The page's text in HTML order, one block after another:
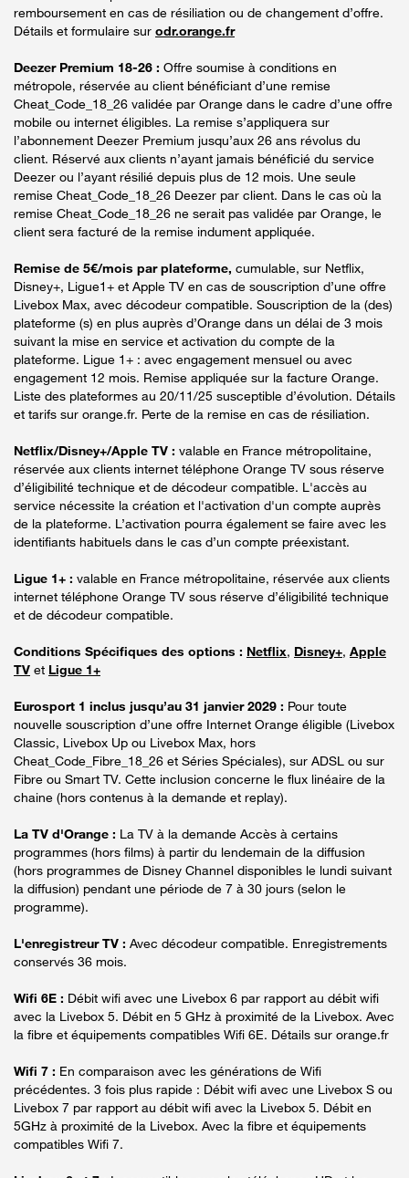
remboursement en cas de résiliation ou de changement d’offre.
Détails et formulaire sur odr.orange.fr
Deezer Premium 18-26 : Offre soumise à conditions en
métropole, réservée au client bénéficiant d’une remise
Cheat_Code_18_26 validée par Orange dans le cadre d’une offre
mobile ou internet éligibles. La remise s’appliquera sur
l’abonnement Deezer Premium jusqu’aux 26 ans révolus du
client. Réservé aux clients n’ayant jamais bénéficié du service
Deezer ou l’ayant résilié depuis plus de 12 mois. Une seule
remise Cheat_Code_18_26 Deezer par client. Dans le cas où la
remise Cheat_Code_18_26 ne serait pas validée par Orange, le
client sera facturé de la remise indument appliquée.
Remise de 5€/mois par plateforme, cumulable, sur Netflix,
Disney+, Ligue1+ et Apple TV en cas de souscription d’une offre
Livebox Max, avec décodeur compatible. Souscription de la (des)
plateforme (s) en plus auprès d’Orange dans un délai de 3 mois
suivant la mise en service et activation du compte de la
plateforme. Ligue 1+ : avec engagement mensuel ou avec
engagement 12 mois. Remise appliquée sur la facture Orange.
Liste des plateformes au 20/11/25 susceptible d’évolution. Détails
et tarifs sur orange.fr. Perte de la remise en cas de résiliation.
Netflix/Disney+/Apple TV : valable en France métropolitaine,
réservée aux clients internet téléphone Orange TV sous réserve
d’éligibilité technique et de décodeur compatible. L'accès au
service nécessite la création et l'activation d'un compte auprès
de la plateforme. L’activation pourra également se faire avec les
identifiants habituels dans le cas d’un compte préexistant.
Ligue 1+ : valable en France métropolitaine, réservée aux clients
internet téléphone Orange TV sous réserve d’éligibilité technique
et de décodeur compatible.
Conditions Spécifiques des options : Netflix, Disney+, Apple
TV et Ligue 1+
Eurosport 1 inclus jusqu’au 31 janvier 2029 : Pour toute
nouvelle souscription d’une offre Internet Orange éligible (Livebox
Classic, Livebox Up ou Livebox Max, hors
Cheat_Code_Fibre_18_26 et Séries Spéciales), sur ADSL ou sur
Fibre ou Smart TV. Cette inclusion concerne le flux linéaire de la
chaine (hors contenus à la demande et replay).
La TV d'Orange : La TV à la demande Accès à certains
programmes (hors films) à partir du lendemain de la diffusion
(hors programmes de Disney Channel disponibles le lundi suivant
la diffusion) pendant une période de 7 à 30 jours (selon le
programme).
L'enregistreur TV : Avec décodeur compatible. Enregistrements
conservés 36 mois.
Wifi 6E : Débit wifi avec une Livebox 6 par rapport au débit wifi
avec la Livebox 5. Débit en 5 GHz à proximité de la Livebox. Avec
la fibre et équipements compatibles Wifi 6E. Détails sur orange.fr
Wifi 7 : En comparaison avec les générations de Wifi
précédentes. 3 fois plus rapide : Débit wifi avec une Livebox S ou
Livebox 7 par rapport au débit wifi avec la Livebox 5. Débit en
5GHz à proximité de la Livebox. Avec la fibre et équipements
compatibles Wifi 7.